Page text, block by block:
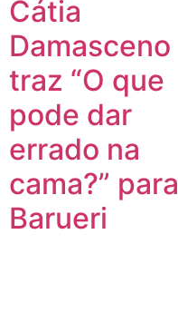
Cátia
Damasceno
traz “O que
pode dar
errado na
cama?” para
Barueri